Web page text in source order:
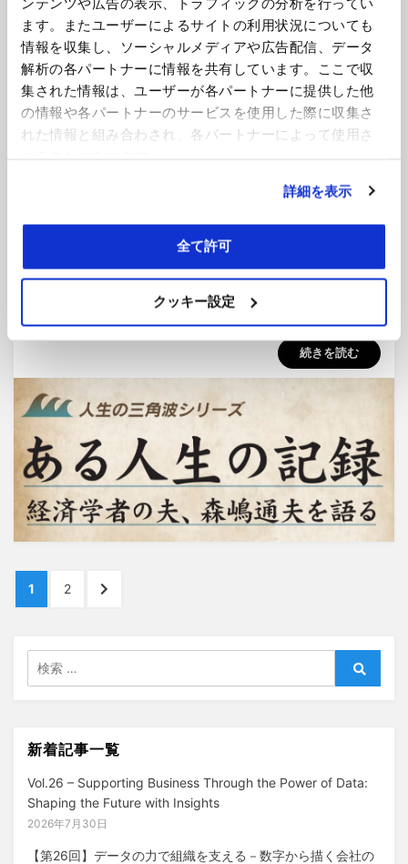
ます。またユーザーによるサイトの利用状況についても
情報を収集し、ソーシャルメディアや広告配信、データ
解析の各パートナーに情報を共有しています。ここで収
集された情報は、ユーザーが各パートナーに提供した他
の情報や各パートナーのサービスを使用した際に収集さ
れた情報と組み合わされ、各パートナーによって使用さ
詳細を表示
全て許可
クッキー設定
続きを読む
日:
人生の三角波シリーズ
第2回 泣く子と地頭には勝てない
飯塚： 森嶋さんの幼少期のことはお聞きになっています
か。 瑤子さん： そうですね…
続きを読む
投
稿
シ
ョ
ン
ペ
ー
1
ペ
2
次
ー
へ
索:
検
新着記事一覧
Vol.26 – Supporting Business Through the Power of Data:
Shaping the Future with Insights
2026年7月30日
【第26回】データの力で組織を支える－数字から描く会社の